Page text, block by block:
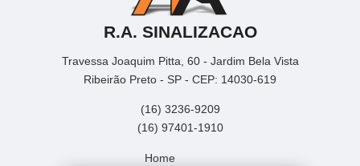
R.A. SINALIZACAO
Travessa Joaquim Pitta, 60 - Jardim Bela Vista
Ribeirão Preto - SP - CEP: 14030-619
(16) 3236-9209
(16) 97401-1910
Home